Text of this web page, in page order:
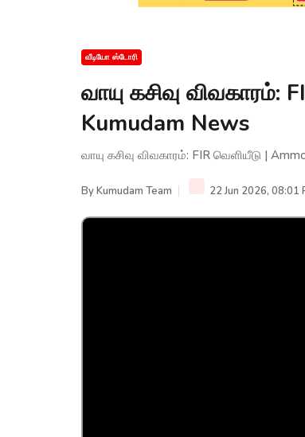
வீடியோ ஸ்டோரி
வாயு கசிவு விவகாரம்:
Kumudam News
வாயு கசிவு விவகாரம்: FIR வெளியீடு |
ByKumudam Team 22 Jun 2026, 08:01